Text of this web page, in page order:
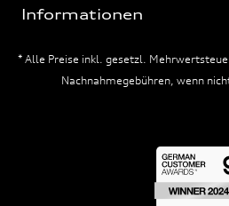
Informationen
* Alle Preise inkl. gesetzl.
Nachnahmegebühren, wenn